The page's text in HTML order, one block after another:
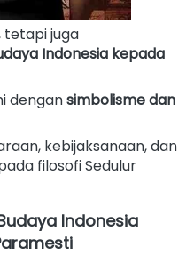
Indonesia kepada
dengan simbolisme dan
kebijaksanaan, dan
filosofi Sedulur
Indonesia